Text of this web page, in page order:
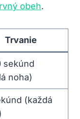
obeh.
Trvanie
sekúnd
noha)
(každá